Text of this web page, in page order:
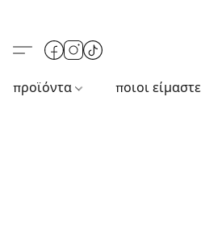
προϊόντα ποιοι είμαστε